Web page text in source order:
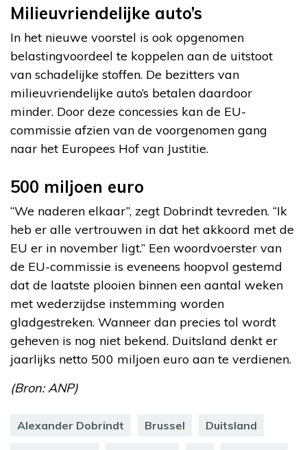
Milieuvriendelijke auto’s
In het nieuwe voorstel is ook opgenomen
belastingvoordeel te koppelen aan de uitstoot
van schadelijke stoffen. De bezitters van
milieuvriendelijke auto’s betalen daardoor
minder. Door deze concessies kan de EU-
commissie afzien van de voorgenomen gang
naar het Europees Hof van Justitie.
500 miljoen euro
“We naderen elkaar”, zegt Dobrindt tevreden. “Ik
heb er alle vertrouwen in dat het akkoord met de
EU er in november ligt.” Een woordvoerster van
de EU-commissie is eveneens hoopvol gestemd
dat de laatste plooien binnen een aantal weken
met wederzijdse instemming worden
gladgestreken. Wanneer dan precies tol wordt
geheven is nog niet bekend. Duitsland denkt er
jaarlijks netto 500 miljoen euro aan te verdienen.
(Bron: ANP)
Alexander Dobrindt Brussel Duitsland